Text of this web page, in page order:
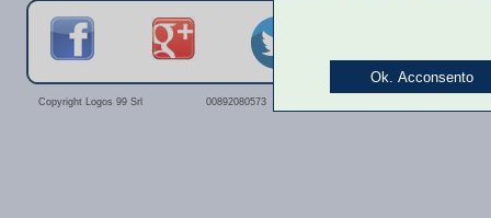
Copyright Logos 99 Srl 00892080573
Ok. Acconsento